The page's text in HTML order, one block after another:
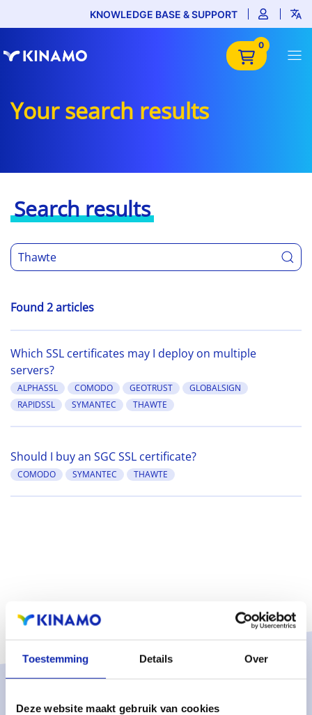
Toestemming Details Over
Deze website maakt gebruik van cookies
KNOWLEDGE BASE & SUPPORT
0
Your search results
Search results
Found 2 articles
Which SSL certificates may I deploy on multiple
servers?
ALPHASSL COMODO GEOTRUST
GLOBALSIGN
RAPIDSSL
SYMANTEC THAWTE
Should I buy an SGC SSL certificate?
COMODO SYMANTEC THAWTE
Solutions